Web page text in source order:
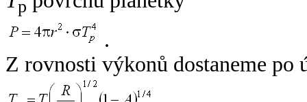
p
.
Z rovnosti výkonů dostaneme po